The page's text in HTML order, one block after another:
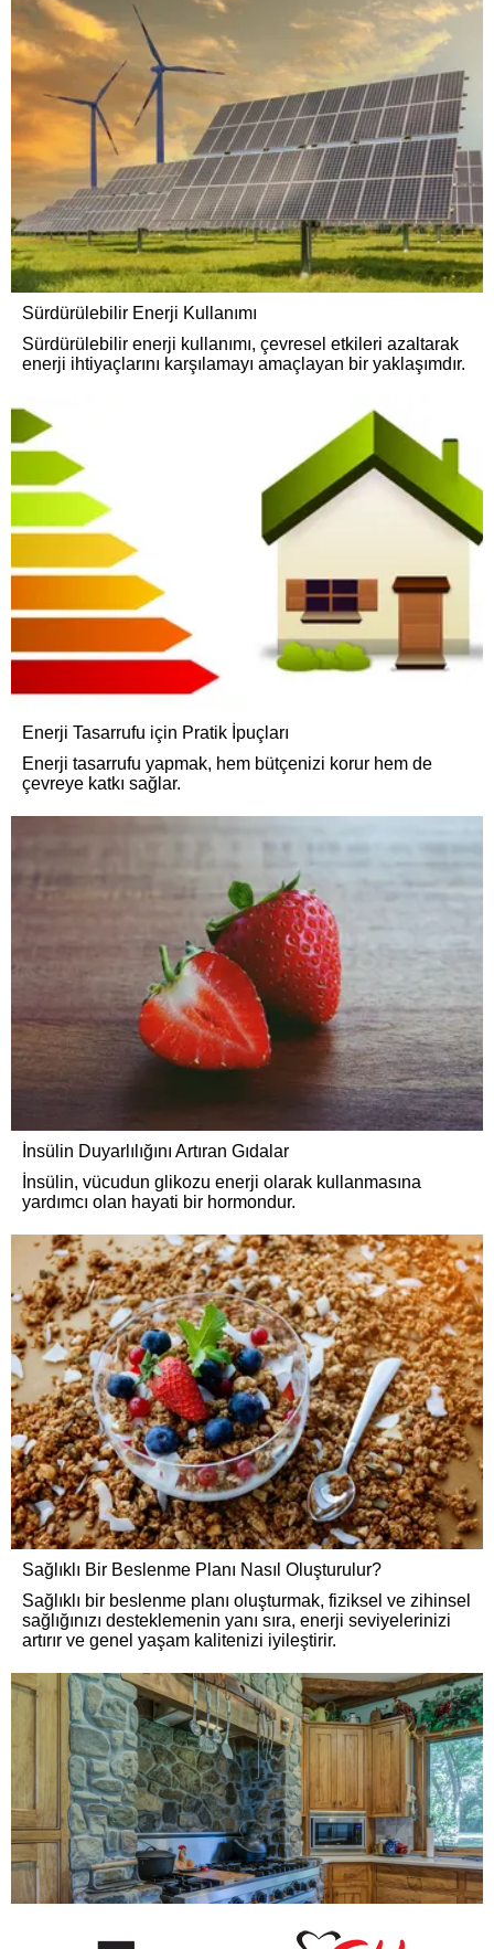
Sürdürülebilir Enerji Kullanımı
Sürdürülebilir enerji kullanımı, çevresel etkileri azaltarak
enerji ihtiyaçlarını karşılamayı amaçlayan bir yaklaşımdır.
Enerji Tasarrufu için Pratik İpuçları
Enerji tasarrufu yapmak, hem bütçenizi korur hem de
çevreye katkı sağlar.
İnsülin Duyarlılığını Artıran Gıdalar
İnsülin, vücudun glikozu enerji olarak kullanmasına
yardımcı olan hayati bir hormondur.
Sağlıklı Bir Beslenme Planı Nasıl Oluşturulur?
Sağlıklı bir beslenme planı oluşturmak, fiziksel ve zihinsel
sağlığınızı desteklemenin yanı sıra, enerji seviyelerinizi
artırır ve genel yaşam kalitenizi iyileştirir.